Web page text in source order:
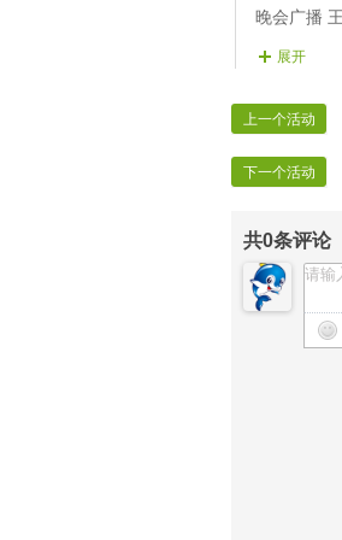
晚会广播
晚会督察
时报记者
时报录像
展开
上一个活动
下一个活动
共0条评论